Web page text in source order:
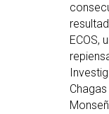
ECOS,